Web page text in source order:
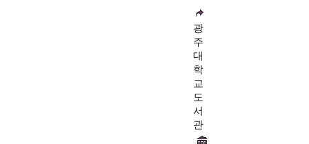
광
주
대
학
교
도
서
관